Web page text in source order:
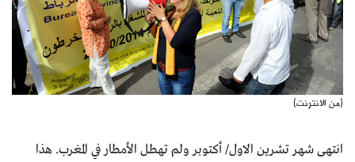
(من الانترنت)
انتهى شهر تشرين الاول/ أكتوبر ولم تهطل الأمطار في المغرب. هذا